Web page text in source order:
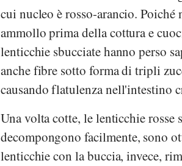
cui nucleo è rosso-arancio.
ammollo prima della cottura e
lenticchie sbucciate hanno perso
anche fibre sotto forma di tripli
causando flatulenza nell'intestino
Una volta cotte, le lenticchie
decompongono facilmente, sono
lenticchie con la buccia, invece,